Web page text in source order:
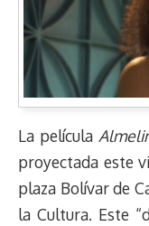
La película
proyectada este
plaza Bolívar de
la Cultura. Este